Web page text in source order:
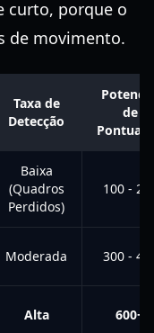
curto, porque o
de movimento.
Taxa de
Detecção
de
Baixa
(Quadros
Perdidos)
100 -
Moderada 300 -
Alta 600+